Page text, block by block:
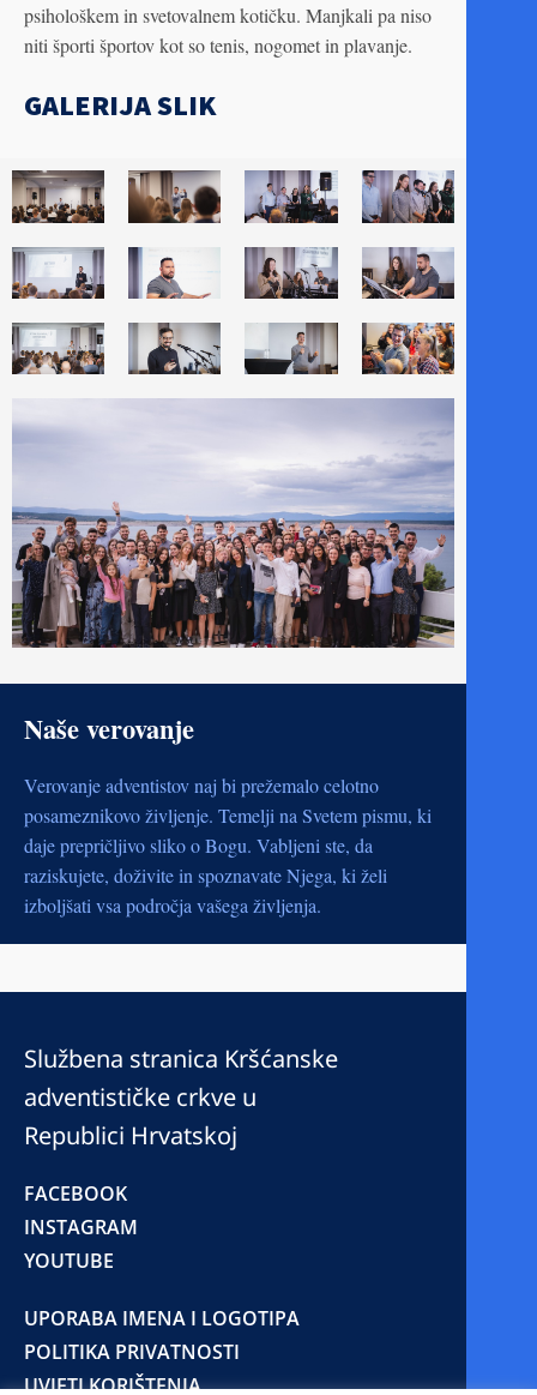
psihološkem in svetovalnem kotičku. Manjkali pa niso
niti športi športov kot so tenis, nogomet in plavanje.
GALERIJA SLIK
Naše verovanje
Verovanje adventistov naj bi prežemalo celotno
posameznikovo življenje. Temelji na Svetem pismu, ki
daje prepričljivo sliko o Bogu. Vabljeni ste, da
raziskujete, doživite in spoznavate Njega, ki želi
izboljšati vsa področja vašega življenja.
Službena stranica Kršćanske
adventističke crkve u
Republici Hrvatskoj
FACEBOOK
INSTAGRAM
YOUTUBE
UPORABA IMENA I LOGOTIPA
POLITIKA PRIVATNOSTI
UVJETI KORIŠTENJA